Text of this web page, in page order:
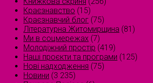
Краєзнавство (15)
Краєзнавчий блог (75)
Літературна Житомирщина (81)
Ми в соцмережах (7)
Молодіжний простір (419)
Наші проєкти та програми (125)
Нові надходження (75)
Новини (3 235)